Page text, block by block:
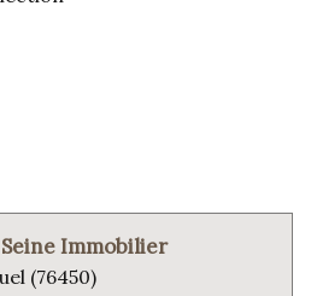
Leaflet|©JawgMaps|© OpenStreetMap
Immobilier
(76450)